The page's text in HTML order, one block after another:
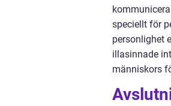
speciellt för
personlighet
illasinnade
människors